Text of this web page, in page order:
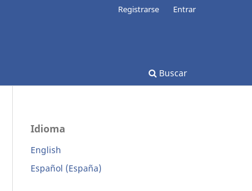
Buscar
Registrarse Entrar
Idioma
English
Español (España)